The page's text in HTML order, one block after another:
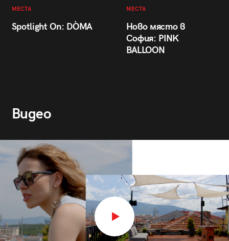
МЕСТА
Spotlight On: DÒMA
МЕСТА
Ново място в
София: PINK
BALLOON
Видео